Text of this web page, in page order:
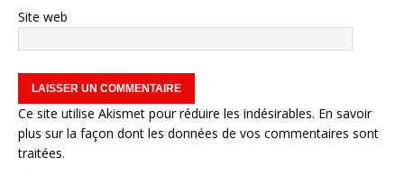
Site web
Ce site utilise Akismet pour réduire les indésirables. En savoir
plus sur la façon dont les données de vos commentaires sont
traitées.